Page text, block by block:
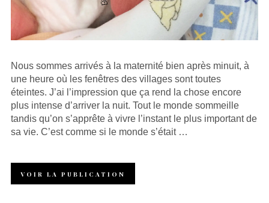
Nous sommes arrivés à la maternité bien après minuit, à
une heure où les fenêtres des villages sont toutes
éteintes. J’ai l’impression que ça rend la chose encore
plus intense d’arriver la nuit. Tout le monde sommeille
tandis qu’on s’apprête à vivre l’instant le plus important de
sa vie. C’est comme si le monde s’était …
VOIR LA PUBLICATION